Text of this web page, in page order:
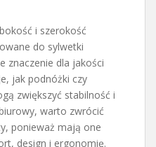
i szerokość
do sylwetki
znaczenie dla jakości
jak podnóżki czy
zwiększyć stabilność i
warto zwrócić
ponieważ mają one
design i ergonomię.